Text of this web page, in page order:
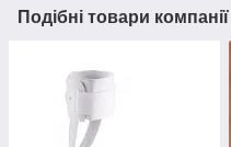
Подібні товари компанії